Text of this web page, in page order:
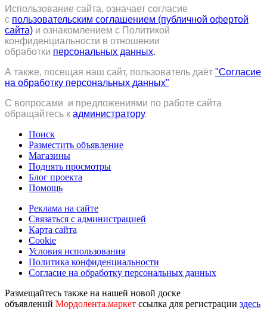
Использование сайта, означает согласие
с пользовательским соглашением (публичной офертой
сайта) и ознакомлением с Политикой
конфиденциальности в отношении
обработки персональных данных.
А также, посещая наш сайт, пользователь даёт "Согласие
на обработку персональных данных"
С вопросами и предложениями по работе сайта
обращайтесь к администратору.
Поиск
Разместить объявление
Магазины
Поднять просмотры
Блог проекта
Помощь
Реклама на сайте
Связаться с администрацией
Карта сайта
Cookie
Условия использования
Политика конфиденциальности
Согласие на обработку персональных данных
Размещайтесь также на нашей новой доске
объявлений Мордолента.маркет ссылка для регистрации здесь